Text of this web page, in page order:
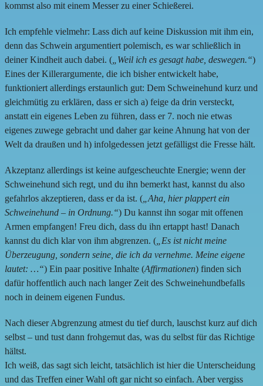
kommst also mit einem Messer zu einer Schießerei.
Ich empfehle vielmehr: Lass dich auf keine Diskussion mit ihm ein,
denn das Schwein argumentiert polemisch, es war schließlich in
deiner Kindheit auch dabei. ( „Weil ich es gesagt habe, deswegen.“)
Eines der Killerargumente, die ich bisher entwickelt habe,
funktioniert allerdings erstaunlich gut: Dem Schweinehund kurz und
gleichmütig zu erklären, dass er sich a) feige da drin versteckt,
anstatt ein eigenes Leben zu führen, dass er 7. noch nie etwas
eigenes zuwege gebracht und daher gar keine Ahnung hat von der
Welt da draußen und h) infolgedessen jetzt gefälligst die Fresse hält.
Akzeptanz allerdings ist keine aufgescheuchte Energie; wenn der
Schweinehund sich regt, und du ihn bemerkt hast, kannst du also
gefahrlos akzeptieren, dass er da ist. ( „Aha, hier plappert ein
Schweinehund – in Ordnung.“) Du kannst ihn sogar mit offenen
Armen empfangen! Freu dich, dass du ihn ertappt hast! Danach
kannst du dich klar von ihm abgrenzen. ( „Es ist nicht meine
Überzeugung, sondern seine, die ich da vernehme. Meine eigene
lautet: …“) Ein paar positive Inhalte (Affirmationen) finden sich
dafür hoffentlich auch nach langer Zeit des Schweinehundbefalls
noch in deinem eigenen Fundus.
Nach dieser Abgrenzung atmest du tief durch, lauschst kurz auf dich
selbst – und tust dann frohgemut das, was du selbst für das Richtige
hältst.
Ich weiß, das sagt sich leicht, tatsächlich ist hier die Unterscheidung
und das Treffen einer Wahl oft gar nicht so einfach. Aber vergiss